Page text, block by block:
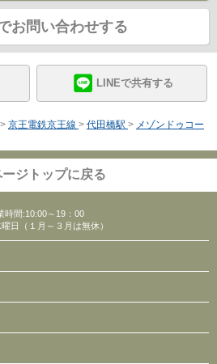
お問い合わせする
LINEで共有する
> 京王電鉄京王線 > 代田橋駅 > メゾンドゥコー
ージトップに戻る
時間:10:00～19：00
日（１月～３月は無休）